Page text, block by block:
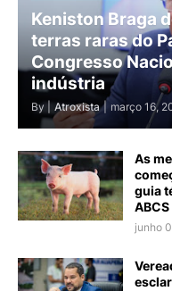
Keniston Braga
terras raras do
Congresso
indústria
By | Atroxista | março 16,
As
guia
ABCS
junho